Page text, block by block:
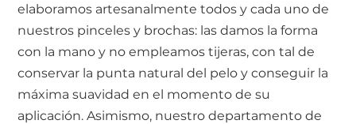
elaboramos artesanalmente todos y cada uno de
nuestros pinceles y brochas: las damos la forma
con la mano y no empleamos tijeras, con tal de
conservar la punta natural del pelo y conseguir la
máxima suavidad en el momento de su
aplicación. Asimismo, nuestro departamento de